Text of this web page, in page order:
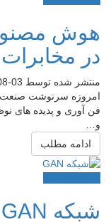
هوش
در مخابرات
منتشر شده توسط 03
امروزه سرنوشت صنعت
و…
ادامه مطلب